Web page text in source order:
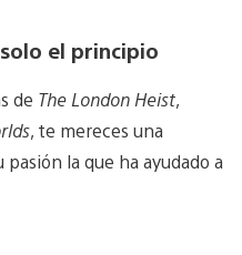
el principio
de The London Heist,
, te mereces una
la que ha ayudado a